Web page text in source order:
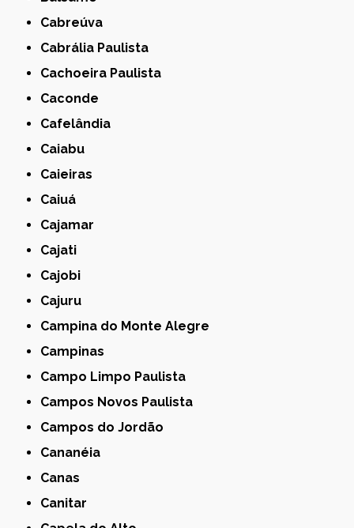
Cabreúva
Cabrália Paulista
Cachoeira Paulista
Caconde
Cafelândia
Caiabu
Caieiras
Caiuá
Cajamar
Cajati
Cajobi
Cajuru
Campina do Monte Alegre
Campinas
Campo Limpo Paulista
Campos Novos Paulista
Campos do Jordão
Cananéia
Canas
Canitar